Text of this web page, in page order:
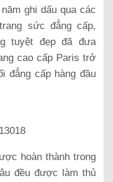
ghi dấu qua các
sức đẳng cấp,
tuyệt đẹp đã đưa
cao cấp Paris trở
đẳng cấp hàng đầu
hoàn thành trong
đều được làm thủ